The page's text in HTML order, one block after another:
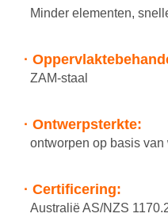
Minder elementen,
·
ZAM-staal
· Ontwerpsterkte:
ontworpen op basis
· Certificering:
Australië AS/NZS